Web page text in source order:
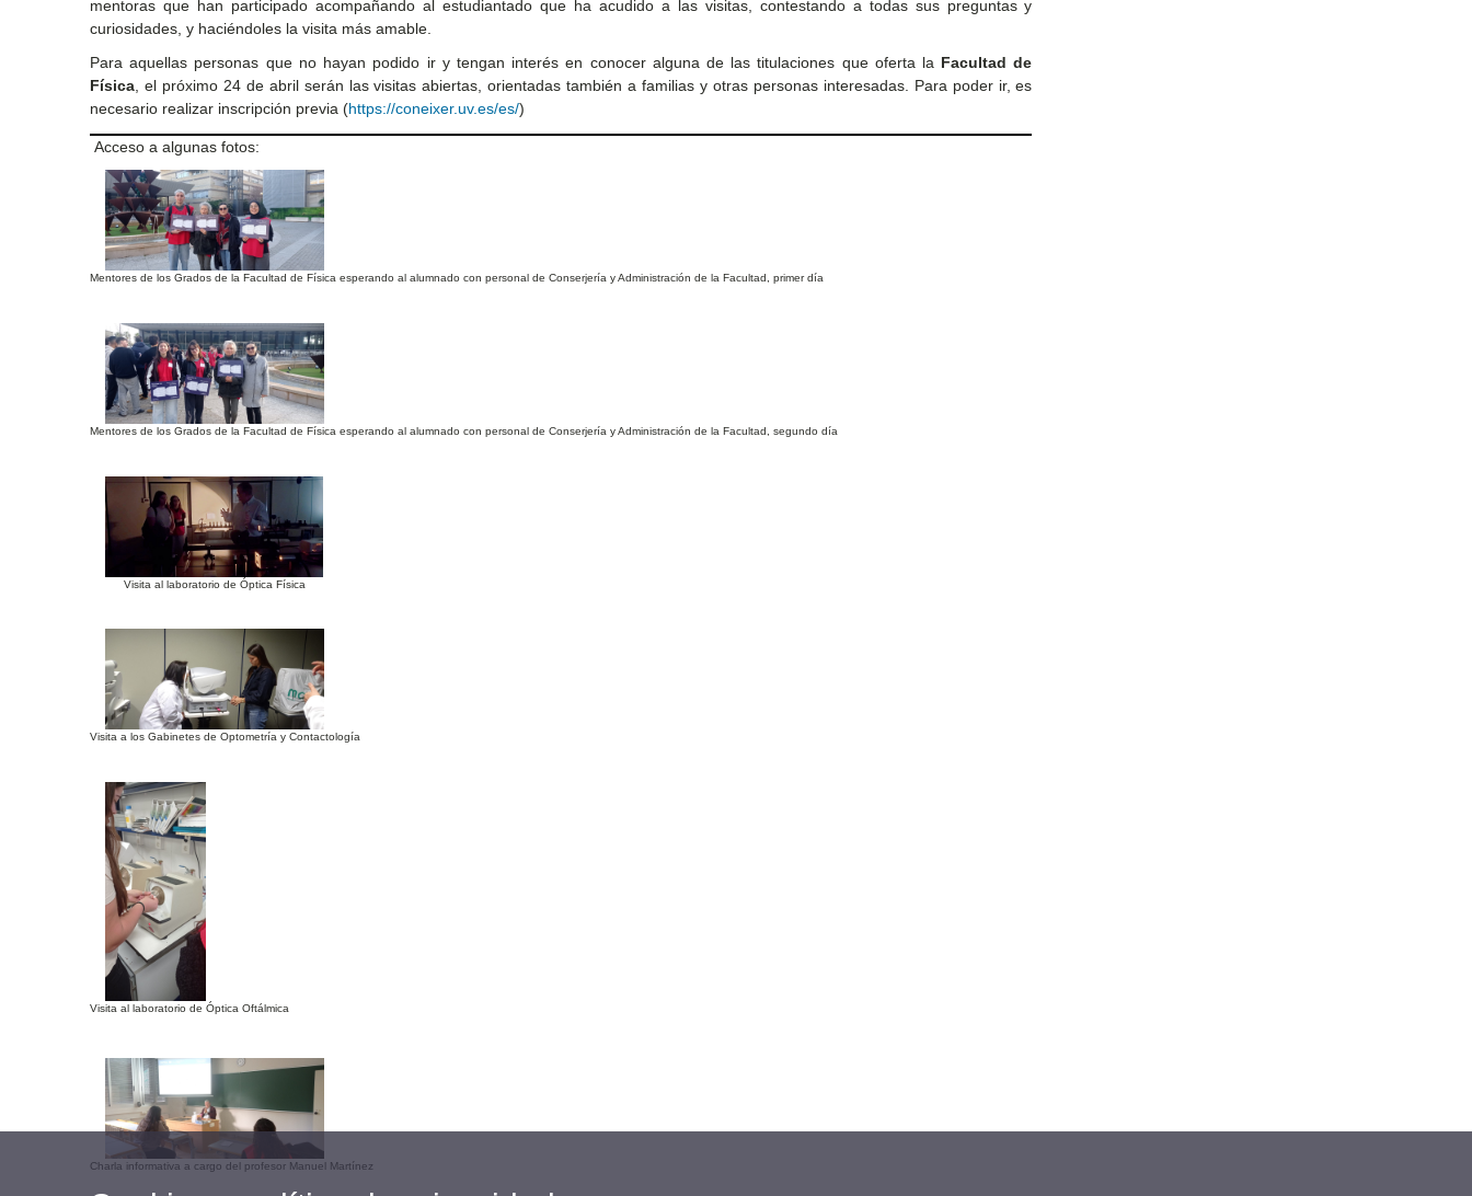
mentoras que han participado acompañando al estudiantado que ha acudido a las visitas, contestando a todas sus preguntas y
curiosidades, y haciéndoles la visita más amable.
Para aquellas personas que no hayan podido ir y tengan interés en conocer alguna de las titulaciones que oferta la Facultad de
Física , el próximo 24 de abril serán las visitas abiertas, orientadas también a familias y otras personas interesadas. Para poder ir, es
necesario realizar inscripción previa (https://coneixer.uv.es/es/)
Acceso a algunas fotos:
Mentores de los Grados de la Facultad de Física esperando al alumnado con personal de Conserjería y Administración de la Facultad, primer día
Mentores de los Grados de la Facultad de Física esperando al alumnado con personal de Conserjería y Administración de la Facultad, segundo día
Visita al laboratorio de Óptica Física
Visita a los Gabinetes de Optometría y Contactología
Visita al laboratorio de Óptica Oftálmica
Charla informativa a cargo del profesor Manuel Martínez